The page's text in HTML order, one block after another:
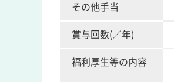
その他手当
賞与回数(／年)
福利厚生等の内容